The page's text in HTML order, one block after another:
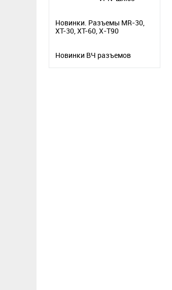
Новинки. Разъемы MR-30,
XT-30, XT-60, X-T90
Новинки ВЧ разъемов